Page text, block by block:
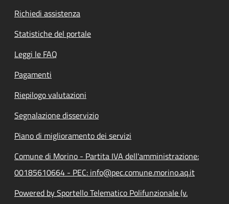
Richiedi assistenza
Statistiche del portale
Leggi le FAQ
Pagamenti
Riepilogo valutazioni
Segnalazione disservizio
Piano di miglioramento dei servizi
Comune di Morino - Partita IVA dell'amministrazione:
00185610664 - PEC: info@pec.comune.morino.aq.it
Powered by Sportello Telematico Polifunzionale (v.